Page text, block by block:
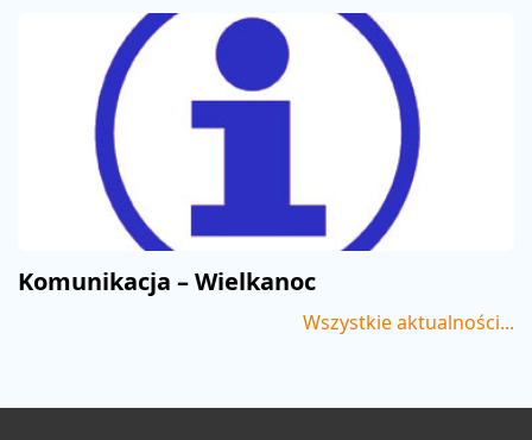
Komunikacja – Wielkanoc
Wszystkie aktualności...